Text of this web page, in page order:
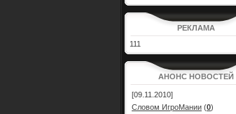
РЕКЛАМА
111
АНОНС НОВОСТЕЙ
[09.11.2010]
Словом ИгроМании (0)